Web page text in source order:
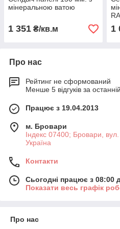
мінеральною ватою
1 351 ₴/кв.м 1
Про нас
Рейтинг не сформований
Менше 5 відгуків за
Працює з 19.04.2013
м. Бровари
Індекс 07400; Бровари,
Україна
Контакти
Сьогодні працює з 08:00
Показати весь графік
Про нас